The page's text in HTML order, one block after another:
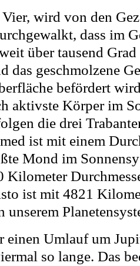
wird von den
dass im
über tausend
das geschmolzene
befördert
aktivste Körper im
die drei
ist mit einem
Mond im
Kilometer
ist mit 4821
einen Umlauf um
so lange. Das